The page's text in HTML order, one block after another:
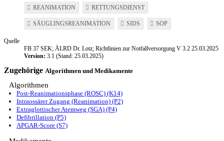
REANIMATION RETTUNGSDIENST
SÄUGLINGSREANIMATION SIDS SOP
Quelle
FB 37 SEK; ÄLRD Dr. Lotz; Richtlinien zur Notfallversorgung V 3.2 25.03.2025
Version: 3.1 (Stand: 25.03.2025)
Zugehörige Algorithmen und Medikamente
Algorithmen
Post-Reanimationsphase (ROSC) (K14)
Intraossärer Zugang (Reanimation) (P2)
Extraglottischer Atemweg (SGA) (P4)
Defibrillation (P5)
APGAR-Score (S7)